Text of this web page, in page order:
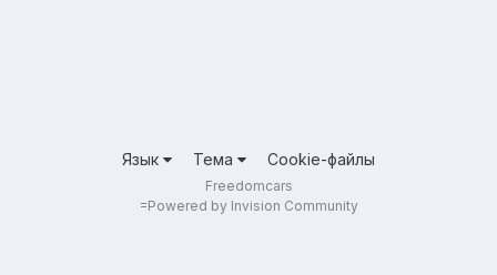
Язык Тема Cookie-файлы
Freedomcars
=Powered by Invision Community